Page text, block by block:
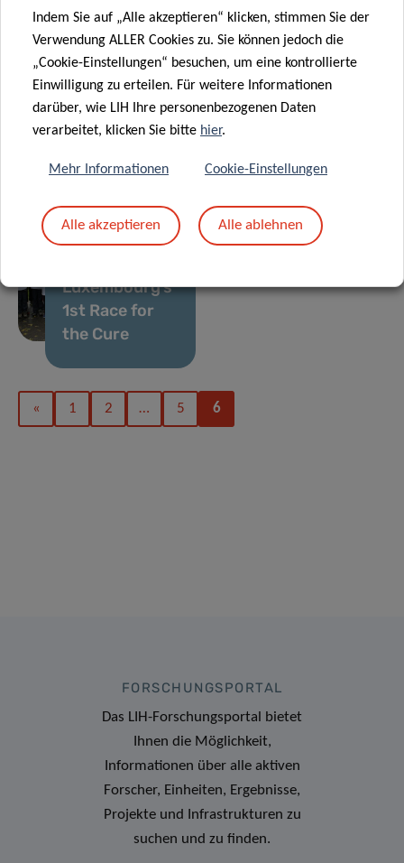
20 Jan. 2020
FNR CORE
scheme funds
three research
06 Jan. 2020
Understanding
Cancer
Metabolism
Luxembourg’s
1st Race for
the Cure
« 1 2 … 5 6
FORSCHUNGSPORTAL
Das LIH-Forschungsportal bietet
Ihnen die Möglichkeit,
Informationen über alle aktiven
Forscher, Einheiten, Ergebnisse,
Projekte und Infrastrukturen zu
suchen und zu finden.
Indem Sie auf „Alle akzeptieren“ klicken, stimmen Sie der
Verwendung ALLER Cookies zu. Sie können jedoch die
„Cookie-Einstellungen“ besuchen, um eine kontrollierte
Einwilligung zu erteilen. Für weitere Informationen
darüber, wie LIH Ihre personenbezogenen Daten
verarbeitet, klicken Sie bitte hier.
Mehr Informationen Cookie-Einstellungen
Alle akzeptieren Alle ablehnen